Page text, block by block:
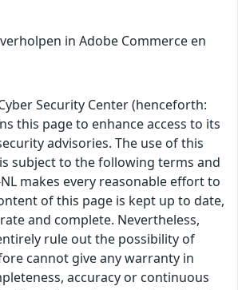
in Adobe Commerce en
Security Center (henceforth:
this page to enhance access to its
advisories. The use of this
subject to the following terms and
makes every reasonable effort to
of this page is kept up to date,
and complete. Nevertheless,
rule out the possibility of
cannot give any warranty in
accuracy or continuous